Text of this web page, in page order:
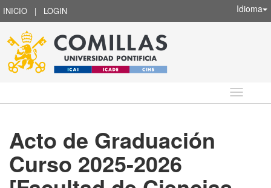
INICIO | LOGIN Idioma
Idioma
Acto de Graduación
Curso 2025-2026